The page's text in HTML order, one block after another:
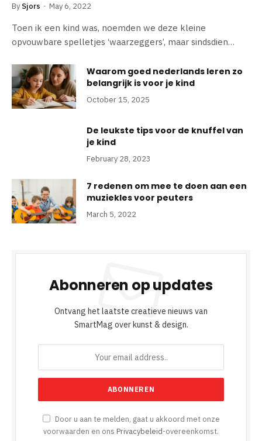
By Sjors May 6, 2022
Toen ik een kind was, noemden we deze kleine
opvouwbare spelletjes ‘waarzeggers’, maar sindsdien…
Waarom goed nederlands leren zo
belangrijk is voor je kind
October 15, 2025
De leukste tips voor de knuffel van
je kind
February 28, 2023
7 redenen om mee te doen aan een
muziekles voor peuters
March 5, 2022
Abonneren op updates
Ontvang het laatste creatieve nieuws van
SmartMag over kunst & design.
Door u aan te melden, gaat u akkoord met onze
voorwaarden en ons Privacybeleid-overeenkomst.